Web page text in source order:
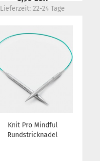
Lieferzeit:22-24 Tage
Knit Pro Mindful
Rundstricknadel